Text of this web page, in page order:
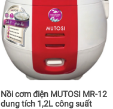
Nồi cơm điện MUTOSI MR-12
dung tích 1,2L công suất